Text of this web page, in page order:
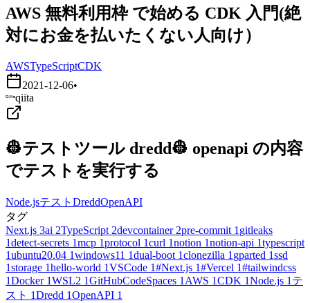
AWS 無料利用枠 で始める CDK 入門(絶
対にお金を払いたくない人向け）
AWSTypeScriptCDK
2021-12-06•
qiita
👷テストツール dredd👷 openapi の内容
でテストを実行する
Node.jsテスト DreddOpenAPI
タグ
Next.js 3ai 2TypeScript 2devcontainer 2pre-commit 1 gitleaks
1detect-secrets 1mcp 1protocol 1curl 1notion 1notion-api 1typescript
1ubuntu20.04 1windows11 1dual-boot 1clonezilla 1 gparted 1ssd
1storage 1hello-world 1VSCode 1#Next.js 1#Vercel 1#tailwindcss
1Docker 1WSL2 1GitHubCodeSpaces 1 AWS 1CDK 1Node.js 1 テ
スト 1Dredd 1OpenAPI 1